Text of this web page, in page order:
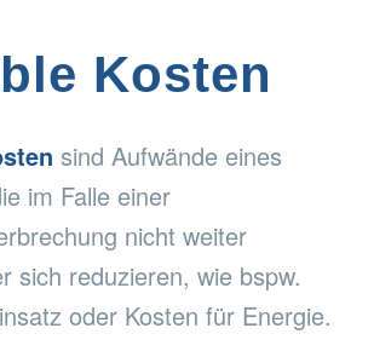
Kosten
sind Aufwände eines
im Falle einer
nicht weiter
sich reduzieren, wie bspw.
oder Kosten für Energie.